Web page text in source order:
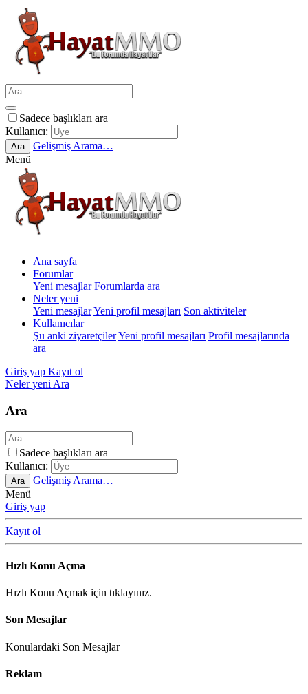
Sadece başlıkları ara
Kullanıcı:
Ara
Gelişmiş Arama…
Menü
Ana sayfa
Forumlar
Yeni mesajlar Forumlarda ara
Neler yeni
Yeni mesajlarYeni profil mesajları Son aktiviteler
Kullanıcılar
Şu anki ziyaretçilerYeni profil mesajları Profil mesajlarında
ara
Giriş yap Kayıt ol
Neler yeni Ara
Ara
Sadece başlıkları ara
Kullanıcı:
Ara
Gelişmiş Arama…
Menü
Giriş yap
Kayıt ol
Hızlı Konu Açma
Hızlı Konu Açmak için tıklayınız.
Son Mesajlar
Konulardaki Son Mesajlar
Reklam